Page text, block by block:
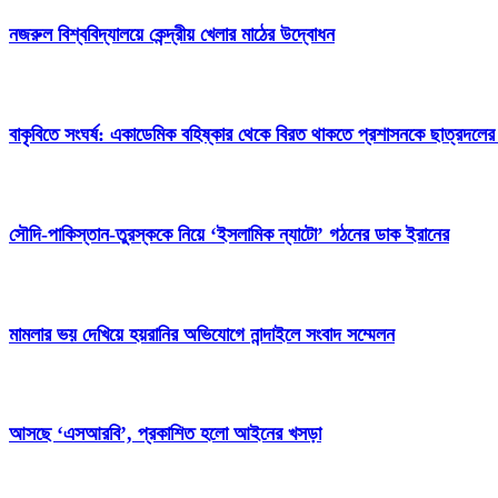
নজরুল বিশ্ববিদ্যালয়ে কেন্দ্রীয় খেলার মাঠের উদ্বোধন
বাকৃবিতে সংঘর্ষ: একাডেমিক বহিষ্কার থেকে বিরত থাকতে প্রশাসনকে
সৌদি-পাকিস্তান-তুরস্ককে নিয়ে ‘ইসলামিক ন্যাটো’ গঠনের ডাক ইরানের
মামলার ভয় দেখিয়ে হয়রানির অভিযোগে নান্দাইলে সংবাদ সম্মেলন
আসছে ‘এসআরবি’, প্রকাশিত হলো আইনের খসড়া